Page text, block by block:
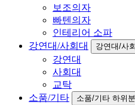
보조의자
빠텐의자
인테리어 소파
강연대/사회대
강연대/사
강연대
사회대
교탁
소품/기타
소품/기타 하위